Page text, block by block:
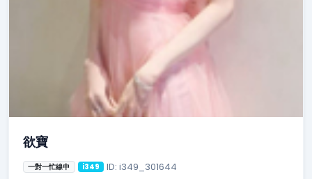
欲寶
一對一忙線中 i349 ID: i349_301644